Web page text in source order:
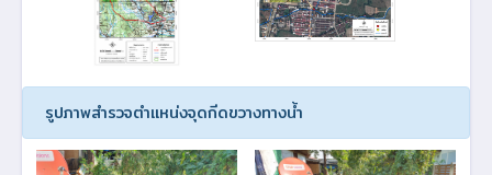
รูปภาพสำรวจตำแหน่งจุดกีดขวางทางน้ำ